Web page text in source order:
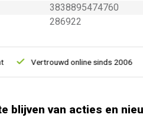
3838895474760
286922
Vertrouwd online sinds 2006
blijven van acties en